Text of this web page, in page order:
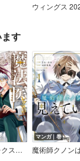
す
カルテ
マンガ｜巻